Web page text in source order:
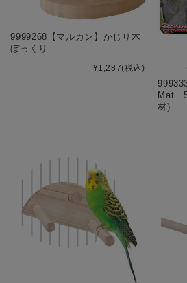
9999268【マルカン】かじり木
ぼっくり
¥1,287(税込)
Mat
材)